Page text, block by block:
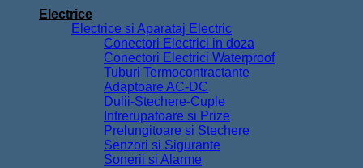
Electrice
Electrice si Aparataj Electric
Conectori Electrici in doza
Conectori Electrici Waterproof
Tuburi Termocontractante
Adaptoare AC-DC
Dulii-Stechere-Cuple
Intrerupatoare si Prize
Prelungitoare si Stechere
Senzori si Sigurante
Sonerii si Alarme